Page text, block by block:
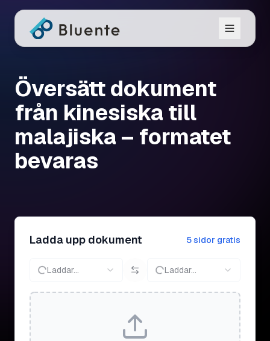
Översätt dokument
från kinesiska till
malajiska – formatet
bevaras
Ladda upp dokument 5 sidor gratis
Laddar... Laddar...